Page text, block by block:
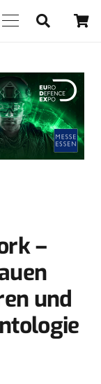
–
und